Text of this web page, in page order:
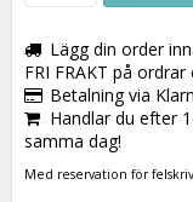
Lägg din order
FRI FRAKT på
Betalning via
Handlar du efter
samma dag!
Med reservation för